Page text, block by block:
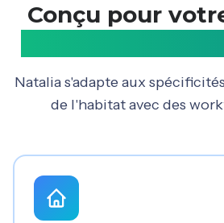
Conçu pour
Natalia s'adapte aux
de l'habitat avec des